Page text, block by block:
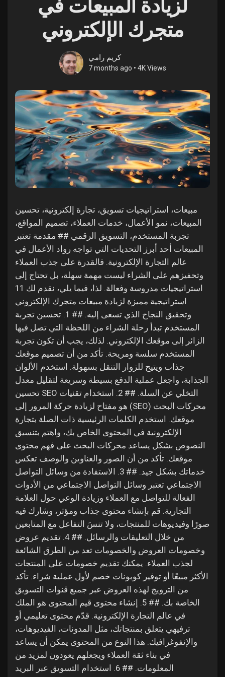
Discover Groups
My Groups
Discover Pages
Liked Pages
Popular Posts
Discover Posts
Funding
My Funding
Offers
My Offers
Jobs
My Jobs
Courses
My Courses
Forums
Movies
لزيادة المبيعات في
متجرك الإلكتروني
كريم رامي
7 months ago • 4K Views
مبيعات، استراتيجيات تسويق، تجارة إلكترونية، تحسين
المبيعات، نمو الأعمال، خدمات العملاء، تصميم المواقع،
تجربة المستخدم، التسويق الرقمي ## مقدمة تعتبر
المبيعات أحد أبرز التحديات التي تواجه رواد الأعمال في
عالم التجارة الإلكترونية. فالقدرة على جذب العملاء
وتحفيزهم على الشراء ليست مهمة سهلة، بل تحتاج إلى
استراتيجيات مدروسة وفعالة. لذا، فيما يلي، نقدم لك 11
استراتيجية مميزة لزيادة مبيعات متجرك الإلكتروني
وتحقيق النجاح الذي تسعى إليه. ## 1. تحسين تجربة
المستخدم تبدأ رحلة الشراء من اللحظة التي تصل فيها
الزائر إلى موقعك الإلكتروني. لذلك، يجب أن تكون تجربة
المستخدم سلسة ومريحة. تأكد من أن تصميم موقعك
جذاب ويتيح للزوار التنقل بسهولة. استخدم الألوان
الجذابة، واجعل عملية الدفع بسيطة وسريعة لتقليل معدل
التخلي عن السلة. ## 2. استخدام تقنيات SEO تحسين
محركات البحث (SEO) هو مفتاح لزيادة حركة المرور إلى
موقعك. استخدم الكلمات الرئيسية ذات الصلة بتجارة
الإلكترونية في المحتوى الخاص بك، واهتم بتنسيق
النصوص بشكل يساعد محركات البحث على فهم محتوى
موقعك. تأكد من أن الصور والعناوين والوصف تعكس
خدماتك بشكل جيد. ## 3. الاستفادة من وسائل التواصل
الاجتماعي تعتبر وسائل التواصل الاجتماعي من الأدوات
الفعالة للتواصل مع العملاء وزيادة الوعي حول العلامة
التجارية. قم بإنشاء محتوى جذاب ومؤثر، وشارك فيه
صورًا وفيديوهات للمنتجات، ولا تنسَ التفاعل مع المتابعين
من خلال التعليقات والرسائل. ## 4. تقديم عروض
وخصومات العروض والخصومات تعد من الطرق الشائعة
لجذب العملاء. يمكنك تقديم خصومات على المنتجات
الأكثر مبيعًا أو توفير كوبونات خصم لأول عملية شراء. تأكد
من الترويج لهذه العروض عبر جميع قنوات التسويق
الخاصة بك. ## 5. إنشاء محتوى قيم المحتوى هو الملك
في عالم التجارة الإلكترونية. قدّم محتوى تعليمي أو
ترفيهي يتعلق بمنتجاتك، مثل المدونات، الفيديوهات،
والإنفوغرافيك. هذا النوع من المحتوى يمكن أن يساعد
في بناء ثقة العملاء ويجعلهم يعودون لمزيد من
المعلومات. ## 6. استخدام التسويق عبر البريد